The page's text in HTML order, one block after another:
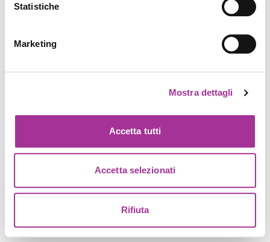
Statistiche
Marketing
Mostra dettagli
Accetta tutti
Accetta selezionati
Rifiuta